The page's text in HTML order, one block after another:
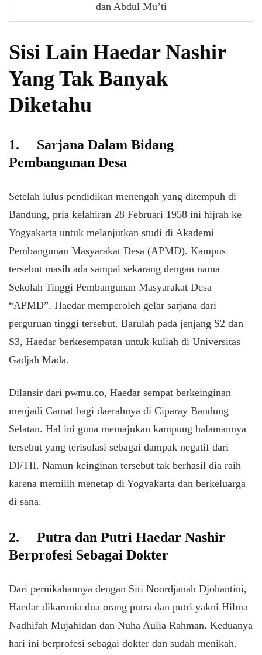
dan Abdul Mu’ti
Sisi Lain Haedar Nashir
Yang Tak Banyak
Diketahu
1.
Sarjana Dalam Bidang
Pembangunan Desa
Setelah lulus pendidikan menengah yang ditempuh di
Bandung, pria kelahiran 28 Februari 1958 ini hijrah ke
Yogyakarta untuk melanjutkan studi di Akademi
Pembangunan Masyarakat Desa (APMD). Kampus
tersebut masih ada sampai sekarang dengan nama
Sekolah Tinggi Pembangunan Masyarakat Desa
“APMD”. Haedar memperoleh gelar sarjana dari
perguruan tinggi tersebut. Barulah pada jenjang S2 dan
S3, Haedar berkesempatan untuk kuliah di Universitas
Gadjah Mada.
Dilansir dari pwmu.co, Haedar sempat berkeinginan
menjadi Camat bagi daerahnya di Ciparay Bandung
Selatan. Hal ini guna memajukan kampung halamannya
tersebut yang terisolasi sebagai dampak negatif dari
DI/TII. Namun keinginan tersebut tak berhasil dia raih
karena memilih menetap di Yogyakarta dan berkeluarga
di sana.
2.
Putra dan Putri Haedar Nashir
Berprofesi Sebagai Dokter
Dari pernikahannya dengan Siti Noordjanah Djohantini,
Haedar dikarunia dua orang putra dan putri yakni Hilma
Nadhifah Mujahidan dan Nuha Aulia Rahman. Keduanya
hari ini berprofesi sebagai dokter dan sudah menikah.